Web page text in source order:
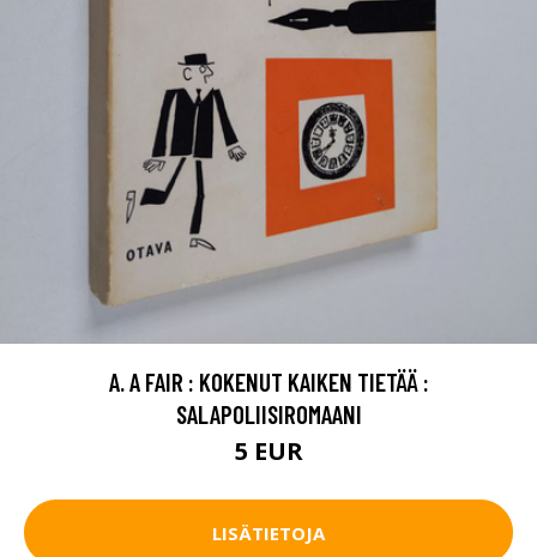
A. A FAIR : KOKENUT KAIKEN TIETÄÄ :
SALAPOLIISIROMAANI
5 EUR
LISÄTIETOJA